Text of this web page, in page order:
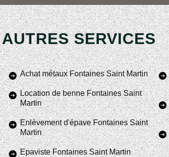
AUTRES SERVICES
Achat métaux Fontaines Saint Martin
Location de benne Fontaines Saint
Martin
Enlèvement d'épave Fontaines Saint
Martin
Epaviste Fontaines Saint Martin